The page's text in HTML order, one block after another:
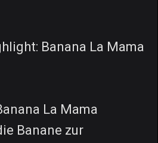
Banana La Mama
La Mama
Banane zur